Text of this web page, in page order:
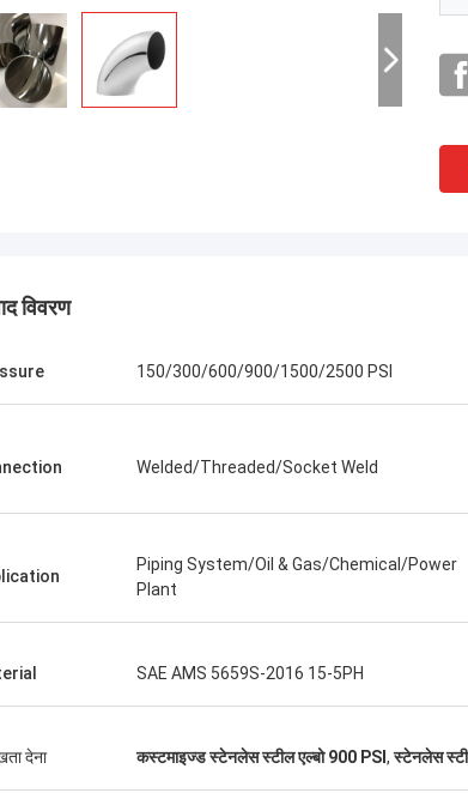
हम इसे पसंद करते हैं! और समय में प्रसव
यह अच्छा है, सहयोग
विवरण
150/300/600/900/1500/2500 PSI
Welded/Threaded/Socket Weld
Piping System/Oil & Gas/Chemical/Power
Plant
SAE AMS 5659S-2016 15-5PH
देना कस्टमाइज्ड स्टेनलेस स्टील एल्बो 900 PSI ,स्टेनलेस